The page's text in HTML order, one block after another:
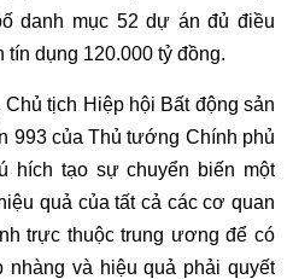
danh mục 52 dự án đủ điều
dụng 120.000 tỷ đồng.
tịch Hiệp hội Bất động sản
993 của Thủ tướng Chính phủ
hích tạo sự chuyển biến một
quả của tất cả các cơ quan
trực thuộc trung ương để có
và hiệu quả phải quyết